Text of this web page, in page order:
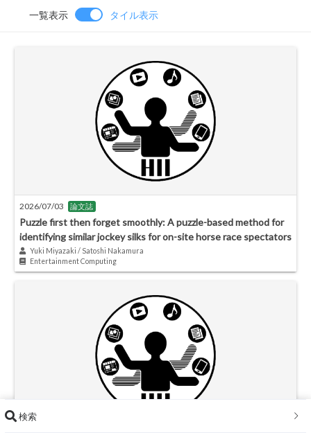
一覧表示 タイル表示
2026/07/03 論文誌
Puzzle first then forget smoothly: A puzzle-based method for
identifying similar jockey silks for on-site horse race spectators
Yuki Miyazaki / Satoshi Nakamura
Entertainment Computing
検索